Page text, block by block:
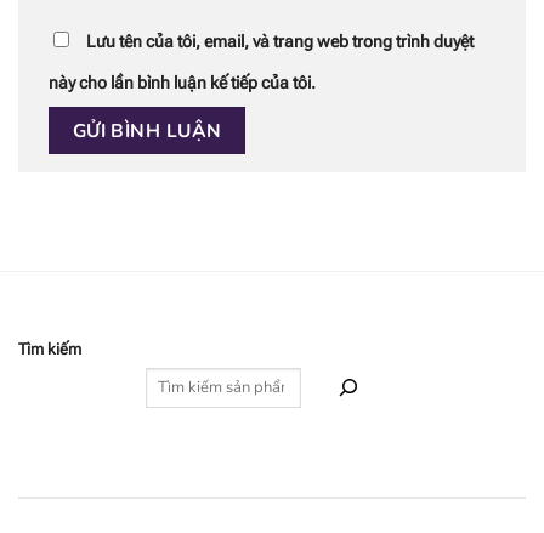
Lưu tên của tôi, email, và trang web trong trình duyệt
này cho lần bình luận kế tiếp của tôi.
Tìm kiếm